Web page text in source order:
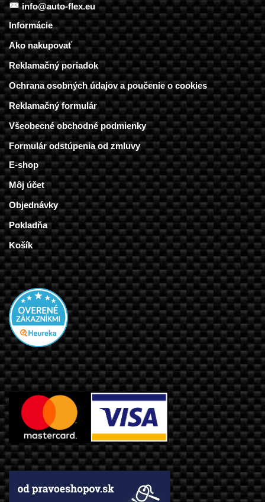
info@auto-flex.eu
Informácie
Ako nakupovať
Reklamačný poriadok
Ochrana osobných údajov a poučenie o cookies
Reklamačný formulár
Všeobecné obchodné podmienky
Formulár odstúpenia od zmluvy
E-shop
Môj účet
Objednávky
Pokladňa
Košík